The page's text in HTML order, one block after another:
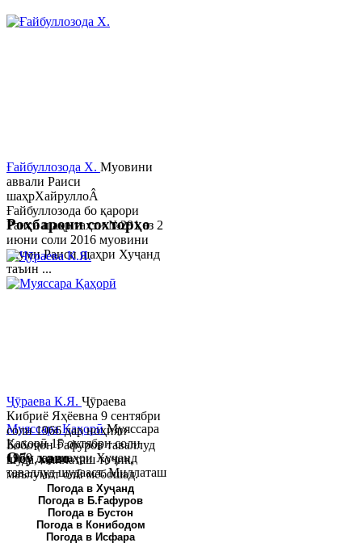
Ғайбуллозода Х. Муовини
аввали Раиси
шаҳрХайруллоÂ
Ғайбуллозода бо қарори
Раиси шаҳр таҳти №281 аз 2
июни соли 2016 муовини
якуми Раиси шаҳри Хуҷанд
таъин ...
Муяссара ҚаҳорӣМуяссара
Қаҳорӣ 15 октябри соли
1979 дар шаҳри Хуҷанд
таваллуд шудааст. Миллаташ
тоҷик. Маълумот олӣ. Соли
2002 Донишгоҳи давлатии
Хуҷанд ба...
Роҳбарони сохторҳо
Ҷӯраева К.Я. Ҷӯраева
Кибриё Яҳёевна 9 сентябри
соли 1966 дар ноҳияи
Бобоҷон Ғафуров таваллуд
шуда, миллаташ тоҷик,
маълумот олӣ мебошад.
Соли 1997 Донишг...
Обу хаво
Погода в Хуҷанд
Погода в Б.Ғафуров
Погода в Бустон
Погода в Конибодом
Погода в Исфара